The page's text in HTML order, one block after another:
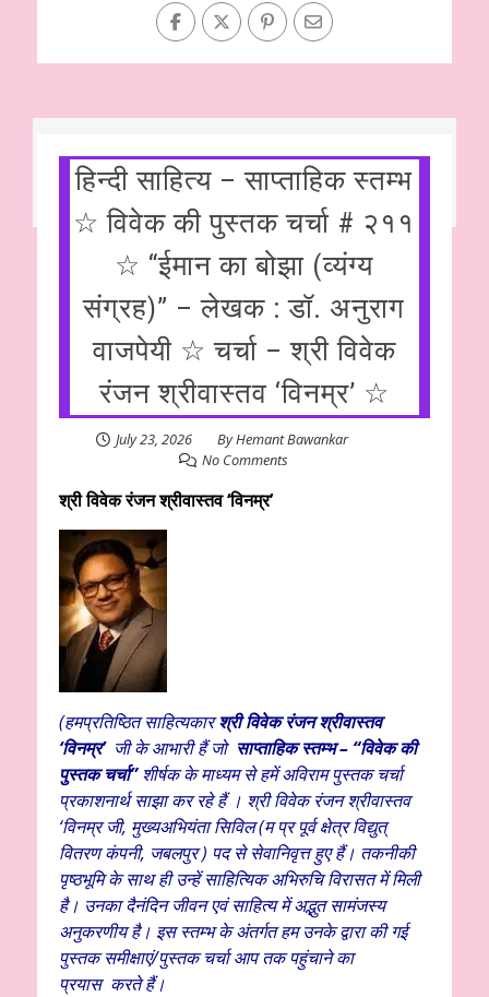
हिन्दी साहित्य – साप्ताहिक स्तम्भ
☆ विवेक की पुस्तक चर्चा # २११
☆ “ईमान का बोझा (व्यंग्य
संग्रह)” – लेखक : डॉ. अनुराग
वाजपेयी ☆ चर्चा – श्री विवेक
रंजन श्रीवास्तव ‘विनम्र’ ☆
July 23, 2026 ByHemant Bawankar
No Comments
श्री विवेक रंजन श्रीवास्तव ‘विनम्र’
(हमप्रतिष्ठित साहित्यकारश्री विवेकरंजन श्रीवास्तव
‘विनम्र’ जी के आभारी हैंजो साप्ताहिक स्तम्भ – “विवेक की
पुस्तक चर्चा”शीर्षक के माध्यम से हमें अविराम पुस्तक चर्चा
प्रकाशनार्थ साझा कर रहे हैं । श्री विवेक रंजन श्रीवास्तव
‘विनम्र जी, मुख्यअभियंता सिविल (म प्र पूर्व क्षेत्र विद्युत्
वितरण कंपनी, जबलपुर ) पद से सेवानिवृत्त हुए हैं। तकनीकी
पृष्ठभूमि के साथ ही उन्हें साहित्यिक अभिरुचि विरासत में मिली
है। उनका दैनंदिन जीवन एवं साहित्य में अद्भुत सामंजस्य
अनुकरणीय है। इस स्तम्भ के अंतर्गत हम उनके द्वारा की गई
पुस्तक समीक्षाएं/पुस्तक चर्चा आप तक पहुंचाने का
प्रयास करते हैं।